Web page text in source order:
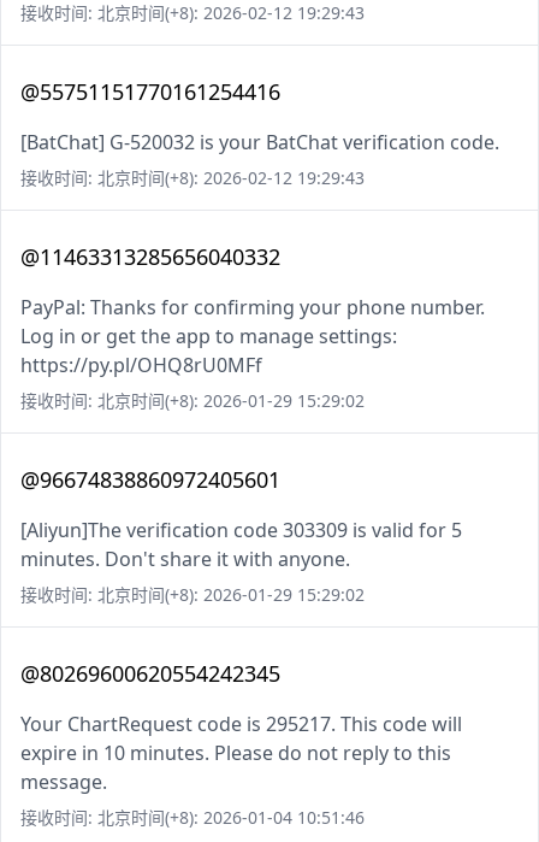
接收时间: 北京时间(+8): 2026-02-12 19:29:43
@55751151770161254416
[BatChat] G-520032 is your BatChat verification code.
接收时间: 北京时间(+8): 2026-02-12 19:29:43
@11463313285656040332
PayPal: Thanks for confirming your phone number.
Log in or get the app to manage settings:
https://py.pl/OHQ8rU0MFf
接收时间: 北京时间(+8): 2026-01-29 15:29:02
@96674838860972405601
[Aliyun]The verification code 303309 is valid for 5
minutes. Don't share it with anyone.
接收时间: 北京时间(+8): 2026-01-29 15:29:02
@80269600620554242345
Your ChartRequest code is 295217. This code will
expire in 10 minutes. Please do not reply to this
message.
接收时间: 北京时间(+8): 2026-01-04 10:51:46